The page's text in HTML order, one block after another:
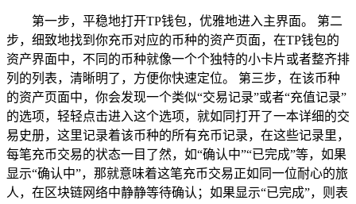
第一步，平稳地打开TP钱包，优雅地进入主界面。 第二
步，细致地找到你充币对应的币种的资产页面，在TP钱包的
资产界面中，不同的币种就像一个个独特的小卡片或者整齐排
列的列表，清晰明了，方便你快速定位。 第三步，在该币种
的资产页面中，你会发现一个类似“交易记录”或者“充值记录”
的选项，轻轻点击进入这个选项，就如同打开了一本详细的交
易史册，这里记录着该币种的所有充币记录，在这些记录里，
每笔充币交易的状态一目了然，如“确认中”“已完成”等，如果
显示“确认中”，那就意味着这笔充币交易正如同一位耐心的旅
人，在区块链网络中静静等待确认；如果显示“已完成”，则表